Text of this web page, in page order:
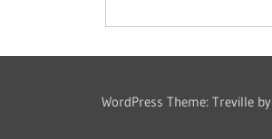
WordPress Theme: Treville by